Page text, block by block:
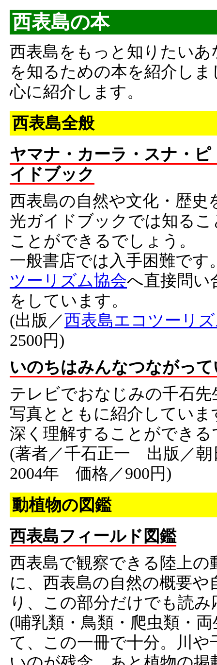
西表島の本
西表島をもっと知りたい
を知るための本を紹介し
心に紹介します。
西表島全般
ヤマナ・カーラ・スナ・
イドブック
西表島の自然や文化・歴
光ガイドブックでは知る
ことができるでしょう。
一般書店では入手困難です
ツーリズム協会へ直接問い
をしています。
(出版／西表島エコツーリ
2500円)
いのちはみんなつながっ
テレビでおなじみの千石
写真とともに紹介してい
深く理解することができる
(著者／千石正一 出版／
2004年 価格／900円)
動植物の図鑑
西表島フィールド図鑑
西表島で観察できる陸上
に、西表島の自然の概要
り、この部分だけでも読
(哺乳類・鳥類・爬虫類・
て、この一冊で十分。川